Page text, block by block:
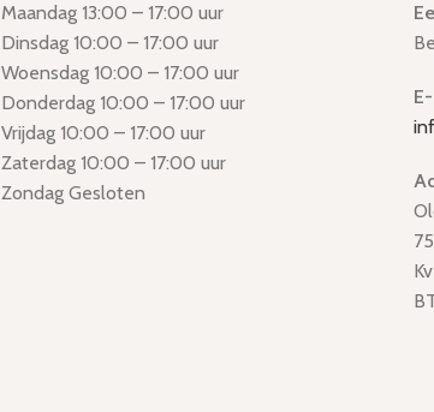
Maandag 13:00 – 17:00 uur
Dinsdag 10:00 – 17:00 uur
Woensdag 10:00 – 17:00 uur
Donderdag 10:00 – 17:00 uur
Vrijdag 10:00 – 17:00 uur
Zaterdag 10:00 – 17:00 uur
Zondag Gesloten